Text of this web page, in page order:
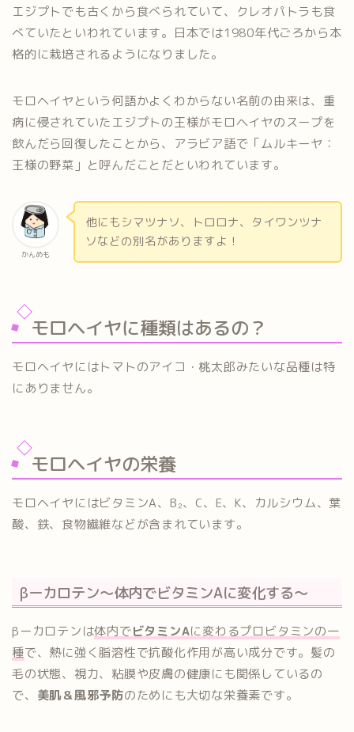
エジプトでも古くから食べられていて、クレオパトラも食
べていたといわれています。日本では1980年代ごろから本
格的に栽培されるようになりました。
モロヘイヤという何語かよくわからない名前の由来は、重
病に侵されていたエジプトの王様がモロヘイヤのスープを
飲んだら回復したことから、アラビア語で「ムルキーヤ：
王様の野菜」と呼んだことだといわれています。
かんめも
他にもシマツナソ、トロロナ、タイワンツナ
ソなどの別名がありますよ！
モロヘイヤに種類はあるの？
モロヘイヤにはトマトのアイコ・桃太郎みたいな品種は特
にありません。
モロヘイヤの栄養
モロヘイヤにはビタミンA、B₂、C、E、K、カルシウム、葉
酸、鉄、食物繊維などが含まれています。
βーカロテン～体内でビタミンAに変化する～
βーカロテンは体内でビタミンAに変わるプロビタミンの一
種で、熱に強く脂溶性で抗酸化作用が高い成分です。髪の
毛の状態、視力、粘膜や皮膚の健康にも関係しているの
で、 美肌＆風邪予防のためにも大切な栄養素です。